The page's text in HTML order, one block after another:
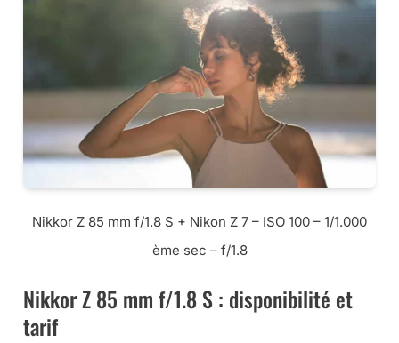
Nikkor Z 85 mm f/1.8 S + Nikon Z 7 – ISO 100 – 1/1.000
ème sec – f/1.8
Nikkor Z 85 mm f/1.8 S : disponibilité et
tarif